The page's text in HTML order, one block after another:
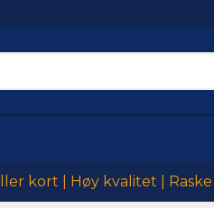
kort | Høy kvalitet |